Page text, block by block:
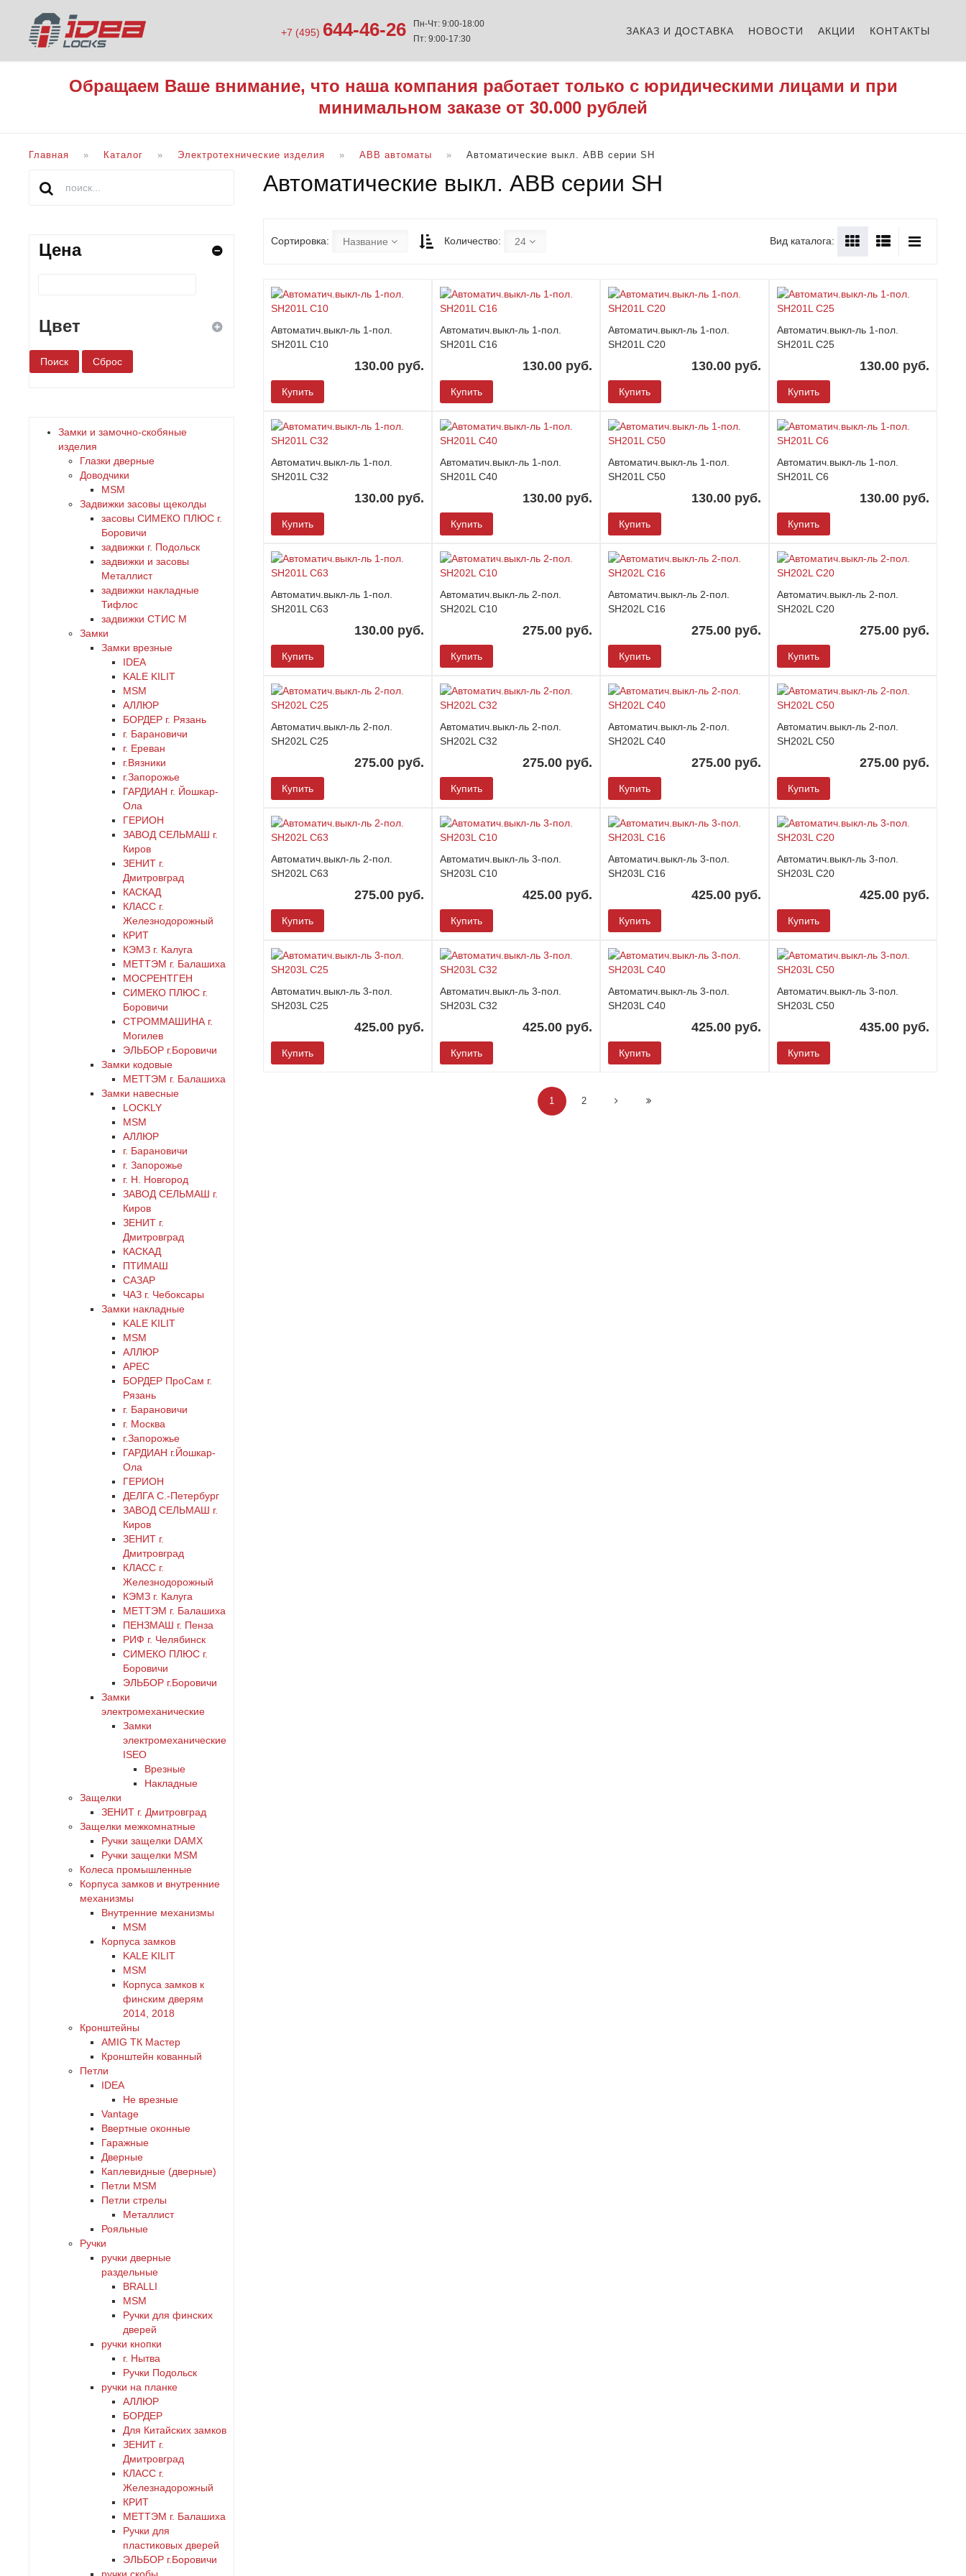
+7 (495) 644-46-26
Пн-Чт: 9:00-18:00
Пт: 9:00-17:30
ЗАКАЗ И ДОСТАВКА НОВОСТИ АКЦИИ КОНТАКТЫ
Обращаем Ваше внимание, что наша компания работает только с юридическими лицами и при
минимальном заказе от 30.000 рублей
Главная Каталог Электротехнические изделия ABB автоматы Автоматические выкл. ABB серии SH
Автоматические выкл. ABB серии SH
Сортировка: Название Количество: 24 Вид каталога:
Автоматич.выкл-ль 1-пол.
SH201L C10
130.00 руб.
Купить
Автоматич.выкл-ль 1-пол.
SH201L C16
130.00 руб.
Купить
Автоматич.выкл-ль 1-пол.
SH201L C20
130.00 руб.
Купить
Автоматич.выкл-ль 1-пол.
SH201L C25
130.00 руб.
Купить
Автоматич.выкл-ль 1-пол.
SH201L C32
130.00 руб.
Купить
Автоматич.выкл-ль 1-пол.
SH201L C40
130.00 руб.
Купить
Автоматич.выкл-ль 1-пол.
SH201L C50
130.00 руб.
Купить
Автоматич.выкл-ль 1-пол.
SH201L C6
130.00 руб.
Купить
Автоматич.выкл-ль 1-пол.
SH201L C63
130.00 руб.
Купить
Автоматич.выкл-ль 2-пол.
SH202L C10
275.00 руб.
Купить
Автоматич.выкл-ль 2-пол.
SH202L C16
275.00 руб.
Купить
Автоматич.выкл-ль 2-пол.
SH202L C20
275.00 руб.
Купить
Автоматич.выкл-ль 2-пол.
SH202L C25
275.00 руб.
Купить
Автоматич.выкл-ль 2-пол.
SH202L C32
275.00 руб.
Купить
Автоматич.выкл-ль 2-пол.
SH202L C40
275.00 руб.
Купить
Автоматич.выкл-ль 2-пол.
SH202L C50
275.00 руб.
Купить
Автоматич.выкл-ль 2-пол.
SH202L C63
275.00 руб.
Купить
Автоматич.выкл-ль 3-пол.
SH203L C10
425.00 руб.
Купить
Автоматич.выкл-ль 3-пол.
SH203L C16
425.00 руб.
Купить
Автоматич.выкл-ль 3-пол.
SH203L C20
425.00 руб.
Купить
Автоматич.выкл-ль 3-пол.
SH203L C25
425.00 руб.
Купить
Автоматич.выкл-ль 3-пол.
SH203L C32
425.00 руб.
Купить
Автоматич.выкл-ль 3-пол.
SH203L C40
425.00 руб.
Купить
Автоматич.выкл-ль 3-пол.
SH203L C50
435.00 руб.
Купить
1 2
Цена
Цвет
белый
дерево
желтый
Замки и замочно-скобяные
изделия
Глазки дверные
Доводчики
MSM
Задвижки засовы щеколды
заcовы СИМЕКО ПЛЮС г.
Боровичи
задвижки г. Подольск
задвижки и засовы
Металлист
задвижки накладные
Тифлос
задвижки СТИС М
Замки
Замки врезные
IDEA
KALE KILIT
MSM
АЛЛЮР
БОРДЕР г. Рязань
г. Барановичи
г. Ереван
г.Вязники
г.Запорожье
ГАРДИАН г. Йошкар-
Ола
ГЕРИОН
ЗАВОД СЕЛЬМАШ г.
Киров
ЗЕНИТ г.
Дмитровград
КАСКАД
КЛАСС г.
Железнодорожный
КРИТ
КЭМЗ г. Калуга
МЕТТЭМ г. Балашиха
МОСРЕНТГЕН
СИМЕКО ПЛЮС г.
Боровичи
СТРОММАШИНА г.
Могилев
ЭЛЬБОР г.Боровичи
Замки кодовые
МЕТТЭМ г. Балашиха
Замки навесные
LOCKLY
MSM
АЛЛЮР
г. Барановичи
г. Запорожье
г. Н. Новгород
ЗАВОД СЕЛЬМАШ г.
Киров
ЗЕНИТ г.
Дмитровград
КАСКАД
ПТИМАШ
САЗАР
ЧАЗ г. Чебоксары
Замки накладные
KALE KILIT
MSM
АЛЛЮР
АРЕС
БОРДЕР ПроСам г.
Рязань
г. Барановичи
г. Москва
г.Запорожье
ГАРДИАН г.Йошкар-
Ола
ГЕРИОН
ДЕЛГА С.-Петербург
ЗАВОД СЕЛЬМАШ г.
Киров
ЗЕНИТ г.
Дмитровград
КЛАСС г.
Железнодорожный
КЭМЗ г. Калуга
МЕТТЭМ г. Балашиха
ПЕНЗМАШ г. Пенза
РИФ г. Челябинск
СИМЕКО ПЛЮС г.
Боровичи
ЭЛЬБОР г.Боровичи
Замки
электромеханические
Замки
электромеханические
ISEO
Врезные
Накладные
Защелки
ЗЕНИТ г. Дмитровград
Защелки межкомнатные
Ручки защелки DAMX
Ручки защелки MSM
Колеса промышленные
Корпуса замков и внутренние
механизмы
Внутренние механизмы
MSM
Корпуса замков
KALE KILIT
MSM
Корпуса замков к
финским дверям
2014, 2018
Кронштейны
AMIG ТК Мастер
Кронштейн кованный
Петли
IDEA
Не врезные
Vantage
Ввертные оконные
Гаражные
Дверные
Каплевидные (дверные)
Петли MSM
Петли стрелы
Металлист
Рояльные
Ручки
ручки дверные
раздельные
BRALLI
MSM
Ручки для финских
дверей
ручки кнопки
г. Нытва
Ручки Подольск
ручки на планке
АЛЛЮР
БОРДЕР
Для Китайских замков
ЗЕНИТ г.
Дмитровград
КЛАСС г.
Железнадорожный
КРИТ
МЕТТЭМ г. Балашиха
Ручки для
пластиковых дверей
ЭЛЬБОР г.Боровичи